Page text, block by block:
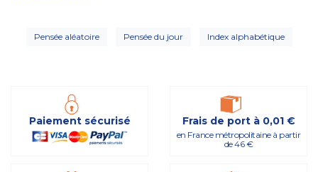
Pensée aléatoire Pensée du jour Index alphabétique
Paiement sécurisé Frais de port à 0,01 €
en France métropolitaine à partir
de 46 €